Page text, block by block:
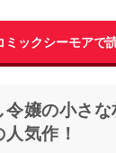
ミックシーモアで
嬢の小さ
気作！